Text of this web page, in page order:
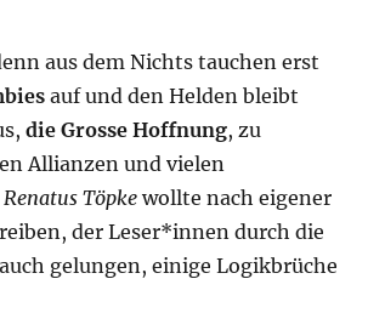
aus dem Nichts tauchen erst
auf und den Helden bleibt
die Grosse Hoffnung, zu
Allianzen und vielen
Renatus Töpkewollte nach eigener
der Leser*innen durch die
gelungen, einige Logikbrüche